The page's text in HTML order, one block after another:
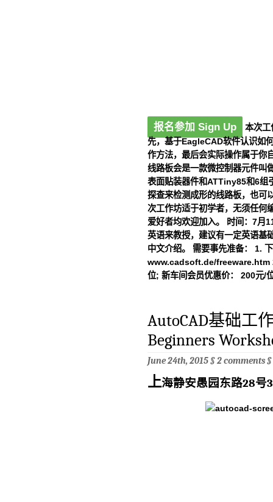
报名参加 Sign Up
本次工
先，基于EagleCAD软件认识如
作方法，最后会实际操作属于你
线路板会是一款微控制器元件
表面贴装器件和ATTiny85和6组
探查来检测成形的线路板，也可
次工作坊适于初学者，无须任何
爱好者均欢迎加入。
时间： 7月
英语来教授，建议有一定英语基
中文介绍。 需要事先准备：
1.
www.cadsoft.de/freeware.htm
位; 新车间会员优惠价： 200元/
AutoCAD基础工
Beginners
June 24th, 2015 §2 comments§
上海静安愚园东路28号